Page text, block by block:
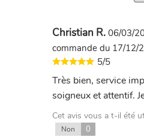
Christian R. 06/03/
commande du 17/12/
5/5
Très bien, service
soigneux et attentif.
Cet avis vous a t-il été
Non 0